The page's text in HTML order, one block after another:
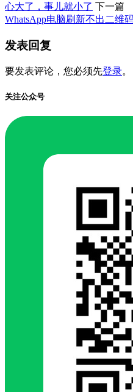
心大了，事儿就小了 下一篇
WhatsApp电脑刷新不出二维
发表回复
要发表评论，您必须先登录。
关注公众号